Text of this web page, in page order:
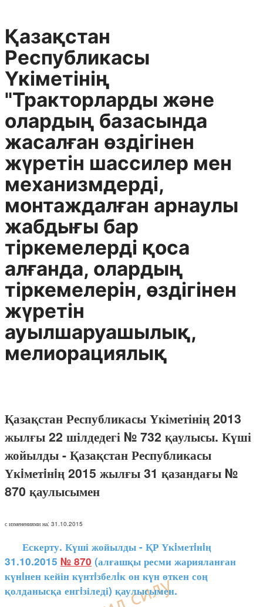
Қазақстан
Республикасы
Үкіметінің
"Тракторларды және
олардың базасында
жасалған өздiгiнен
жүретiн шассилер мен
механизмдердi,
монтаждалған арнаулы
жабдығы бар
тiркемелердi қоса
алғанда, олардың
тiркемелерiн, өздiгiнен
жүретiн
ауылшаруашылық,
мелиорациялық
Қазақстан Республикасы Үкіметінің 2013
жылғы 22 шілдедегі № 732 қаулысы. Күші
жойылды - Қазақстан Республикасы
Үкiметiнiң 2015 жылғы 31 қазандағы №
870 қаулысымен
с изменениями на: 31.10.2015
Ескерту. Күші жойылды - ҚР Үкiметiнiң
31.10.2015 № 870 (алғашқы ресми жарияланған
күнiнен кейін күнтiзбелiк он күн өткен соң
қолданысқа енгiзіледі) қаулысымен.